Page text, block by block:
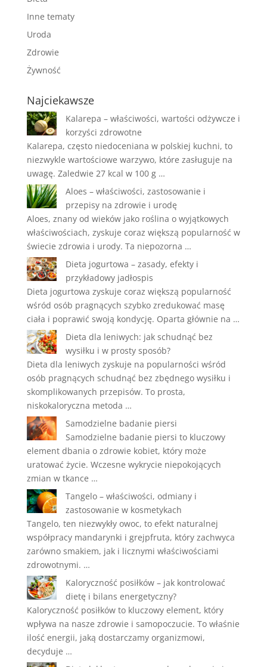
Inne tematy
Uroda
Zdrowie
Żywność
Najciekawsze
Kalarepa – właściwości, wartości odżywcze i
korzyści zdrowotne
Kalarepa, często niedoceniana w polskiej kuchni, to
niezwykle wartościowe warzywo, które zasługuje na
uwagę. Zaledwie 27 kcal w 100 g …
Aloes – właściwości, zastosowanie i
przepisy na zdrowie i urodę
Aloes, znany od wieków jako roślina o wyjątkowych
właściwościach, zyskuje coraz większą popularność w
świecie zdrowia i urody. Ta niepozorna …
Dieta jogurtowa – zasady, efekty i
przykładowy jadłospis
Dieta jogurtowa zyskuje coraz większą popularność
wśród osób pragnących szybko zredukować masę
ciała i poprawić swoją kondycję. Oparta głównie na …
Dieta dla leniwych: jak schudnąć bez
wysiłku i w prosty sposób?
Dieta dla leniwych zyskuje na popularności wśród
osób pragnących schudnąć bez zbędnego wysiłku i
skomplikowanych przepisów. To prosta,
niskokaloryczna metoda …
Samodzielne badanie piersi
Samodzielne badanie piersi to kluczowy
element dbania o zdrowie kobiet, który może
uratować życie. Wczesne wykrycie niepokojących
zmian w tkance …
Tangelo – właściwości, odmiany i
zastosowanie w kosmetykach
Tangelo, ten niezwykły owoc, to efekt naturalnej
współpracy mandarynki i grejpfruta, który zachwyca
zarówno smakiem, jak i licznymi właściwościami
zdrowotnymi. …
Kaloryczność posiłków – jak kontrolować
dietę i bilans energetyczny?
Kaloryczność posiłków to kluczowy element, który
wpływa na nasze zdrowie i samopoczucie. To właśnie
ilość energii, jaką dostarczamy organizmowi,
decyduje …